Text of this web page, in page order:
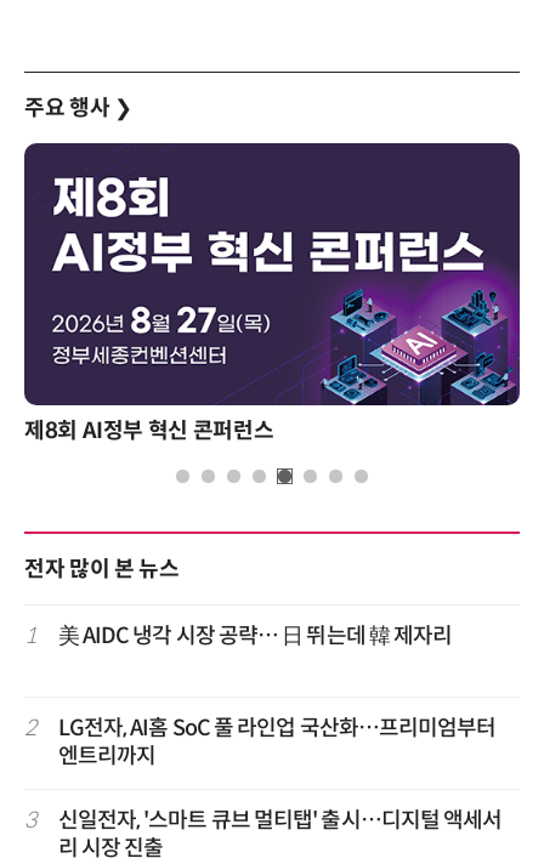
주요 행사 ❯
제8회 AI정부 혁신 콘퍼런스
전자 많이 본 뉴스
1 美 AIDC 냉각 시장 공략… 日 뛰는데 韓 제자리
2
LG전자, AI홈 SoC 풀 라인업 국산화…프리미엄부터
엔트리까지
3
신일전자, '스마트 큐브 멀티탭' 출시…디지털 액세서
리 시장 진출